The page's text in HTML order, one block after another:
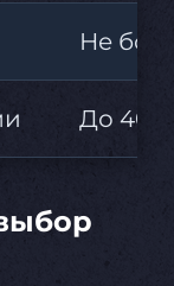
Не
До 40